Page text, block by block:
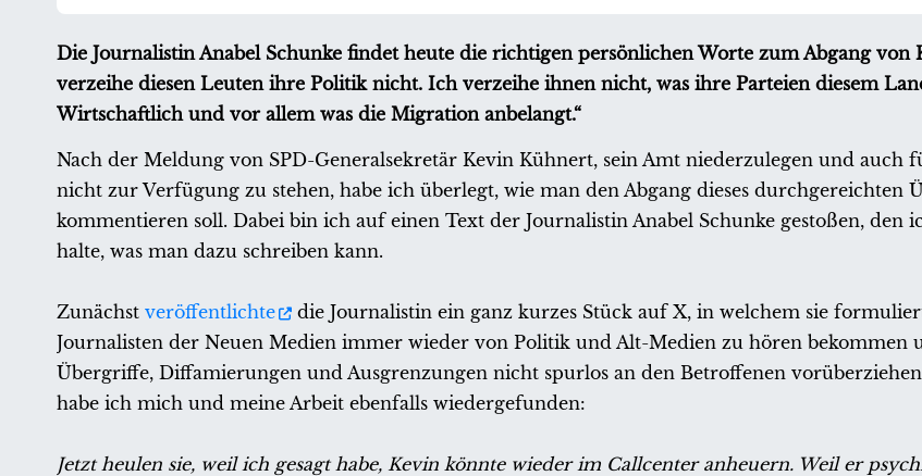
Die Journalistin Anabel Schunke findet heute die richtigen persönlichen Worte zum Abgang von
verzeihe diesen Leuten ihre Politik nicht. Ich verzeihe ihnen nicht, was ihre Parteien diesem
Wirtschaftlich und vor allem was die Migration anbelangt.“
Nach der Meldung von SPD-Generalsekretär Kevin Kühnert, sein Amt niederzulegen und auch
nicht zur Verfügung zu stehen, habe ich überlegt, wie man den Abgang dieses durchgereichten
kommentieren soll. Dabei bin ich auf einen Text der Journalistin Anabel Schunke gestoßen, den
halte, was man dazu schreiben kann.
Zunächst veröffentlichte
die Journalistin ein ganz kurzes Stück auf X, in welchem sie
Journalisten der Neuen Medien immer wieder von Politik und Alt-Medien zu hören bekommen
Übergriffe, Diffamierungen und Ausgrenzungen nicht spurlos an den Betroffenen
habe ich mich und meine Arbeit ebenfalls wiedergefunden:
Jetzt heulen sie, weil ich gesagt habe, Kevin könnte wieder im Callcenter anheuern. Weil er